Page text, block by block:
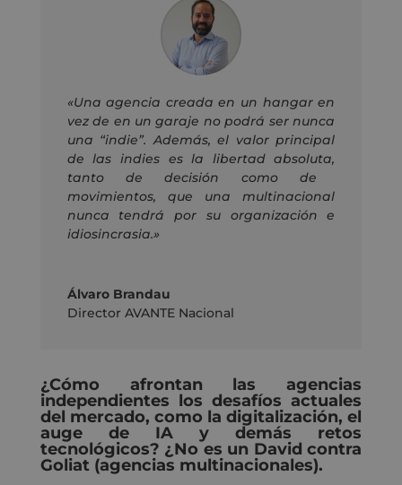
«Una agencia creada en un hangar en
vez de en un garaje no podrá ser nunca
una “indie”.Además, el valor principal
delas indieses la libertadabsoluta,
tanto de decisión como de
movimientos, que una multinacional
nunca tendrá por su organización e
idiosincrasia.»
Álvaro Brandau
Director AVANTE Nacional
¿Cómo afrontan las agencias
independientes los desafíos actuales
del mercado, como la digitalización, el
auge de IA y demás retos
tecnológicos? ¿No es un David contra
Goliat (agencias multinacionales).